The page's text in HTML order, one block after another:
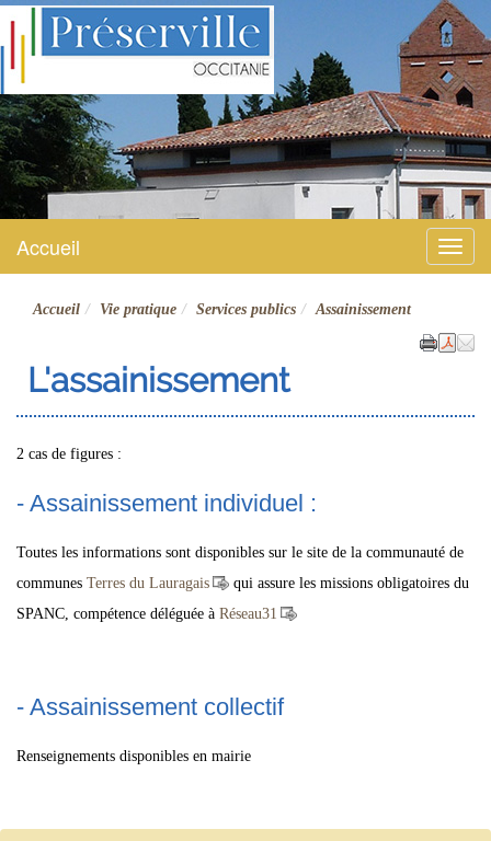
Préserville
Site officiel
Menu
Accueil
Accueil Vie pratique Services publics Assainissement
L'assainissement
2 cas de figures :
- Assainissement individuel :
Toutes les informations sont disponibles sur le site de la communauté de
communes Terres du Lauragais
qui assure les missions obligatoires du
SPANC, compétence déléguée à Réseau31
- Assainissement collectif
Renseignements disponibles en mairie